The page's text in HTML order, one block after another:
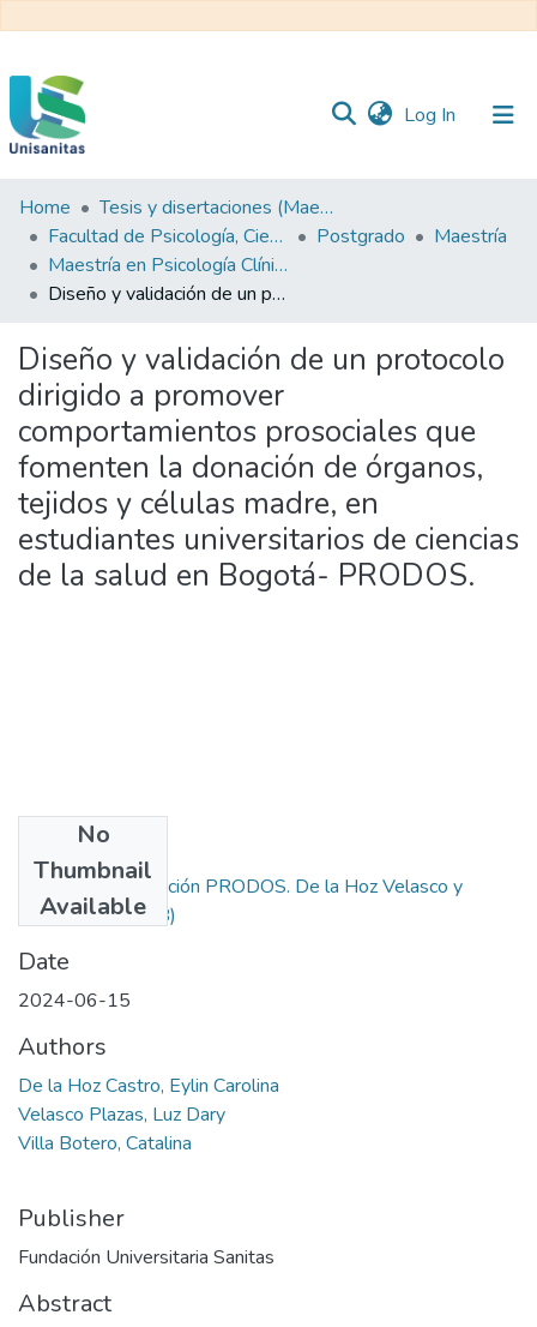
Log In (current)
Inicio
Web
Unisanitas
Web
Biblioteca
Home
Tesis y disertaciones (Maestrías)
Facultad de Psicología, Ciencias Sociales y de la Educación
Postgrado
Maestría
Maestría en Psicología Clínica y de la Salud
Diseño y validación de un protocolo dirigido a promover comportamientos prosociales que fomenten la donación de órganos, tejidos y células madre, en estudiantes universitarios de ciencias de la salud en Bogotá- PRODOS.
Diseño y validación de un protocolo
dirigido a promover
comportamientos prosociales que
fomenten la donación de órganos,
tejidos y células madre, en
estudiantes universitarios de ciencias
de la salud en Bogotá- PRODOS.
No
Thumbnail
Available
Diseño y Validación PRODOS. De la Hoz Velasco y
Villa.pdf(2.72 MB)
Date
2024-06-15
Authors
De la Hoz Castro, Eylin Carolina
Velasco Plazas, Luz Dary
Villa Botero, Catalina
Publisher
Fundación Universitaria Sanitas
Abstract